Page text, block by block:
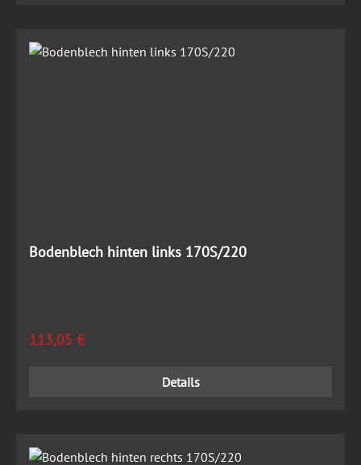
Bodenblech hinten links 170S/220
Regulärer Preis:
113,05 €
Details